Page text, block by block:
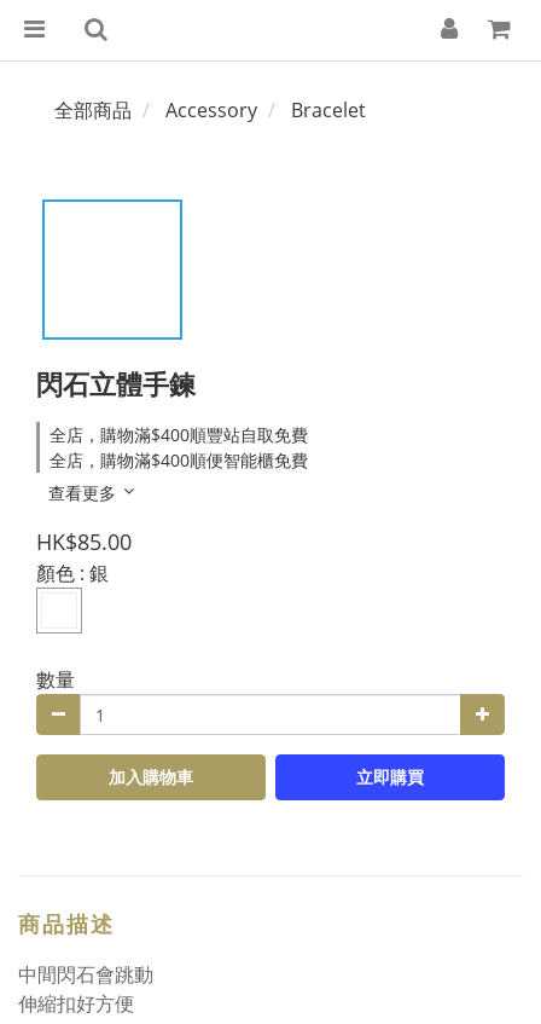
全部商品 Accessory Bracelet
閃石立體手鍊
全店，購物滿$400順豐站自取免費
全店，購物滿$400順便智能櫃免費
查看更多
HK$85.00
顏色 : 銀
數量
加入購物車 立即購買
商品描述
中間閃石會跳動
伸縮扣好方便